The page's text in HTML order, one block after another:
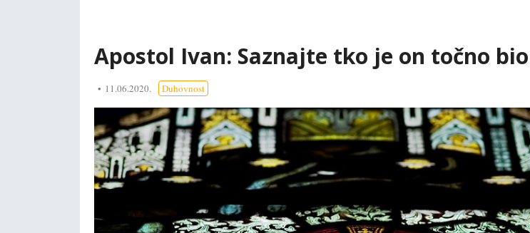
Apostol Ivan: Saznajte tko je on točno bio
11.06.2020. Duhovnost